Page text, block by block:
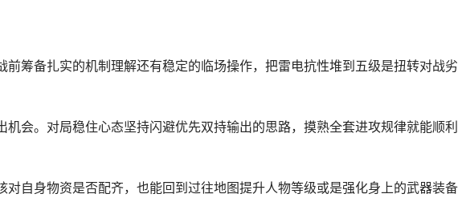
前筹备扎实的机制理解还有稳定的临场操作，把雷电抗性堆到五级是扭转对战
机会。对局稳住心态坚持闪避优先双持输出的思路，摸熟全套进攻规律就能顺
自身物资是否配齐，也能回到过往地图提升人物等级或是强化身上的武器装备